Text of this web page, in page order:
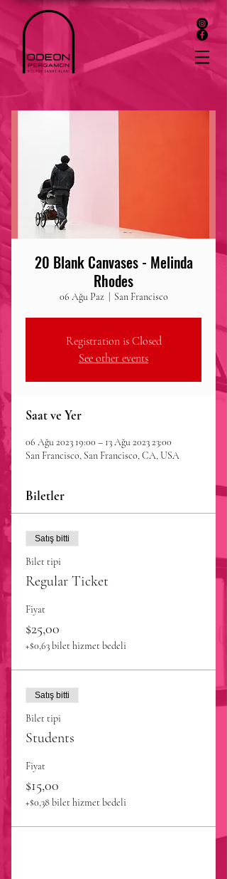
20 Blank Canvases - Melinda
Rhodes
06 Ağu Paz
  |
San Francisco
Registration is Closed
See other events
Saat ve Yer
06 Ağu 2023 19:00 – 13 Ağu 2023 23:00
San Francisco, San Francisco, CA, USA
Biletler
Satış bitti
Bilet tipi
Regular Ticket
Fiyat
$25,00
+$0,63 bilet hizmet bedeli
Satış bitti
Bilet tipi
Students
Fiyat
$15,00
+$0,38 bilet hizmet bedeli